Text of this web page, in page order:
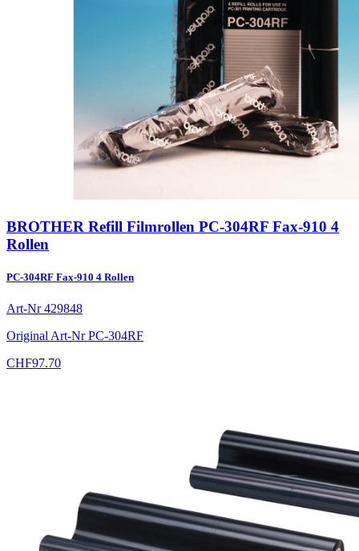
BROTHER Refill Filmrollen PC-304RF Fax-910 4
Rollen
PC-304RF Fax-910 4 Rollen
Art-Nr429848
Original Art-NrPC-304RF
CHF97.70